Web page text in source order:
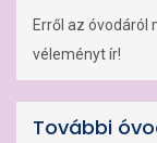
Erről az óvodáról
véleményt ír!
További